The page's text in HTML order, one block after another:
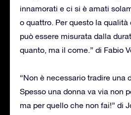
innamorati e ci si è amati
o quattro. Per questo la qualità
può essere misurata dalla
quanto, ma il come.” di Fabio
“Non è necessario tradire una
Spesso una donna va via non
ma per quello che non fai!” di